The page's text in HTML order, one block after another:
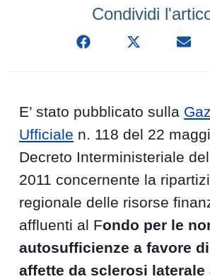
Condividi
E’ stato pubblicato sulla
Ufficiale n. 118 del 22
Decreto Interministeriale
2011 concernente la
regionale delle risorse
affluenti al Fondo per le
autosufficienze a favore
affette da sclerosi